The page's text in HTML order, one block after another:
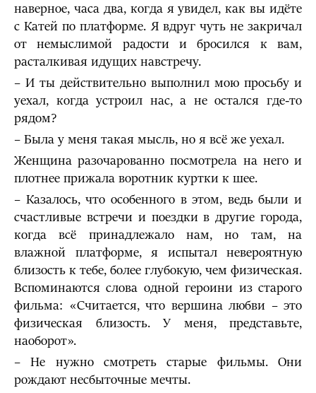
наверное, часа два, когда я увидел, как вы идёте
с Катей по платформе. Я вдруг чуть не закричал
от немыслимой радости и бросился к вам,
расталкивая идущих навстречу.
– И ты действительно выполнил мою просьбу и
уехал, когда устроил нас, а не остался где-то
рядом?
– Была у меня такая мысль, но я всё же уехал.
Женщина разочарованно посмотрела на него и
плотнее прижала воротник куртки к шее.
– Казалось, что особенного в этом, ведь были и
счастливые встречи и поездки в другие города,
когда всё принадлежало нам, но там, на
влажной платформе, я испытал невероятную
близость к тебе, более глубокую, чем физическая.
Вспоминаются слова одной героини из старого
фильма: «Считается, что вершина любви – это
физическая близость. У меня, представьте,
наоборот».
– Не нужно смотреть старые фильмы. Они
рождают несбыточные мечты.